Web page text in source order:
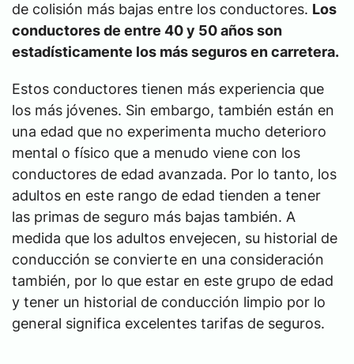
de colisión más bajas entre los conductores. Los
conductores de entre 40 y 50 años son
estadísticamente los más seguros en carretera.
Estos conductores tienen más experiencia que
los más jóvenes. Sin embargo, también están en
una edad que no experimenta mucho deterioro
mental o físico que a menudo viene con los
conductores de edad avanzada. Por lo tanto, los
adultos en este rango de edad tienden a tener
las primas de seguro más bajas también. A
medida que los adultos envejecen, su historial de
conducción se convierte en una consideración
también, por lo que estar en este grupo de edad
y tener un historial de conducción limpio por lo
general significa excelentes tarifas de seguros.